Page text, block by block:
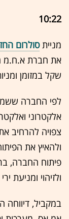
10:22
מנייתסולרום
שקל במזומן
לפי החברה
אלקטרוני
צפויה להרחיב
פיתוח החברה,
ולזיהוי ומניעת
במקביל,